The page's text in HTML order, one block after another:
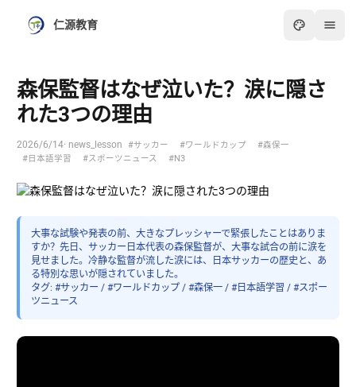
仁源教育
森保監督はなぜ泣いた？涙に隠さ
れた3つの理由
2026/6/14· news_lesson #サッカー #ワールドカップ
#森保一
#日本語学習
#スポーツニュース #N3
大事な試験や発表の前、大きなプレッシャーで緊張したことはありま
すか？先日、サッカー日本代表の森保監督が、大事な試合の前に涙を
見せました。冷静な監督が流した涙には、日本サッカーの歴史と、あ
る特別な思いが隠されていました。
タグ: #サッカー / #ワールドカップ / #森保一 / #日本語学習 / #スポー
ツニュース